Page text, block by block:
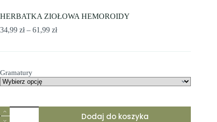
HERBATKA ZIOŁOWA HEMOROIDY
34,99 zł – 61,99 złZakres
Gramatury
Dodaj do koszyka